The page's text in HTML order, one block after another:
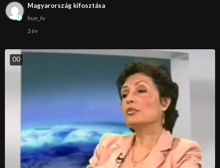
Magyarország kifosztása
hun_tv
2 év
00